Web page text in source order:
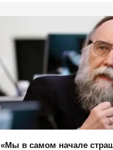
«Мы в самом начале